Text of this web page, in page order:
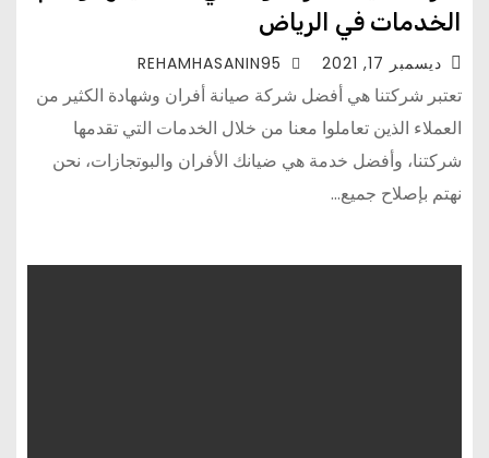
الخدمات في الرياض
ديسمبر 17, 2021
تعتبر شركتنا هي أفضل شركة صيانة أفران وشهادة الكثير من
العملاء الذين تعاملوا معنا من خلال الخدمات التي تقدمها
شركتنا، وأفضل خدمة هي ضيانك الأفران والبوتجازات، نحن
نهتم بإصلاح جميع…